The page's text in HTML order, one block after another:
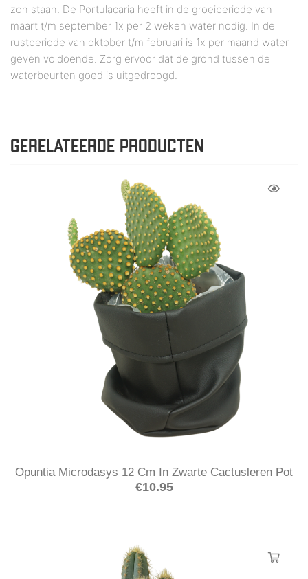
zon staan. De Portulacaria heeft in de groeiperiode van
maart t/m september 1x per 2 weken water nodig. In de
rustperiode van oktober t/m februari is 1x per maand water
geven voldoende. Zorg ervoor dat de grond tussen de
waterbeurten goed is uitgedroogd.
GERELATEERDE PRODUCTEN
Opuntia Microdasys 12 Cm In Zwarte Cactusleren Pot
€10.95